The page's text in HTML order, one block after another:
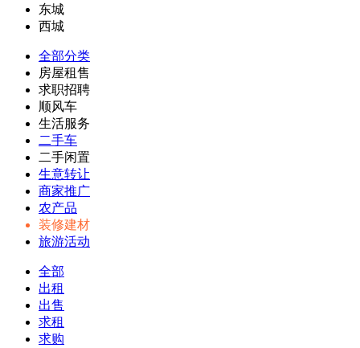
东城
西城
全部分类
房屋租售
求职招聘
顺风车
生活服务
二手车
二手闲置
生意转让
商家推广
农产品
装修建材
旅游活动
全部
出租
出售
求租
求购